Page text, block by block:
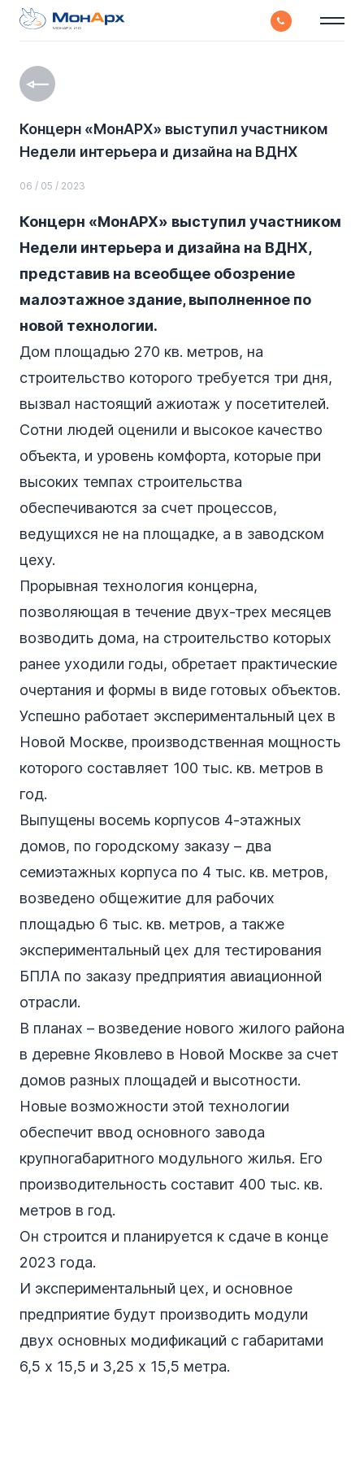
МОНАРХ И О
Концерн «МонАРХ» выступил участником
Недели интерьера и дизайна на ВДНХ
06 / 05 / 2023
Концерн «МонАРХ» выступил участником
Недели интерьера и дизайна на ВДНХ,
представив на всеобщее обозрение
малоэтажное здание, выполненное по
новой технологии.
Дом площадью 270 кв. метров, на
строительство которого требуется три дня,
вызвал настоящий ажиотаж у посетителей.
Сотни людей оценили и высокое качество
объекта, и уровень комфорта, которые при
высоких темпах строительства
обеспечиваются за счет процессов,
ведущихся не на площадке, а в заводском
цеху.
Прорывная технология концерна,
позволяющая в течение двух-трех месяцев
возводить дома, на строительство которых
ранее уходили годы, обретает практические
очертания и формы в виде готовых объектов.
Успешно работает экспериментальный цех в
Новой Москве, производственная мощность
которого составляет 100 тыс. кв. метров в
год.
Выпущены восемь корпусов 4-этажных
домов, по городскому заказу – два
семиэтажных корпуса по 4 тыс. кв. метров,
возведено общежитие для рабочих
площадью 6 тыс. кв. метров, а также
экспериментальный цех для тестирования
БПЛА по заказу предприятия авиационной
отрасли.
В планах – возведение нового жилого района
в деревне Яковлево в Новой Москве за счет
домов разных площадей и высотности.
Новые возможности этой технологии
обеспечит ввод основного завода
крупногабаритного модульного жилья. Его
производительность составит 400 тыс. кв.
метров в год.
Он строится и планируется к сдаче в конце
2023 года.
И экспериментальный цех, и основное
предприятие будут производить модули
двух основных модификаций с габаритами
6,5 х 15,5 и 3,25 х 15,5 метра.